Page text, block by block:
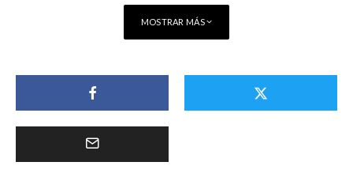
MOSTRAR MÁS